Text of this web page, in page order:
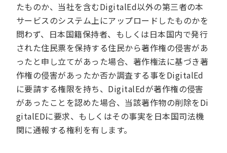
たものか、当社を含むDigitalEd以外の第三者の本
サービスのシステム上にアップロードしたものかを
問わず、日本国籍保持者、もしくは日本国内で発行
された住民票を保持する住民から著作権の侵害があ
ったと申し立てがあった場合、著作権法に基づき著
作権の侵害があったか否か調査する事をDigitalEd
に要請する権限を持ち、DigitalEdが著作権の侵害
があったことを認めた場合、当該著作物の削除をDi
gitalEDに要求、もしくはその事実を日本国司法機
関に通報する権利を有します。